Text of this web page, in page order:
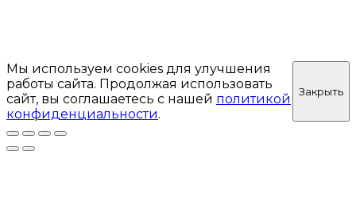
Мы используем cookies для улучшения
работы сайта. Продолжая использовать
сайт, вы соглашаетесь с нашей политикой
конфиденциальности.
Закрыть